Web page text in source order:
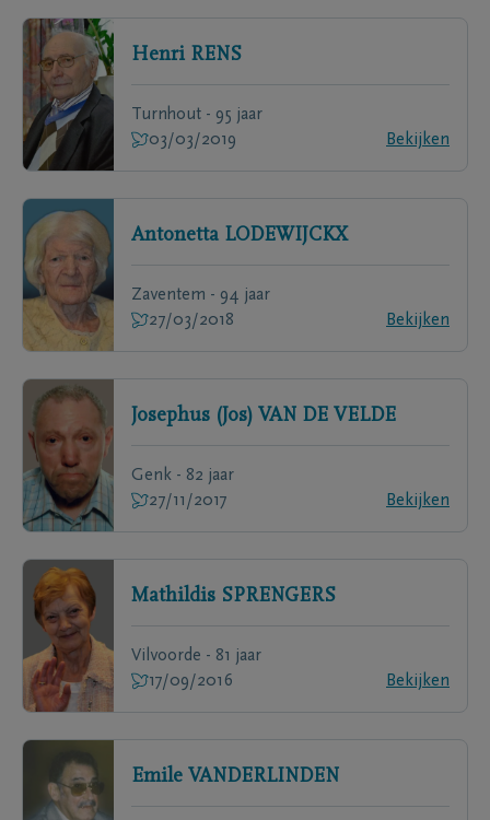
Henri RENS
Turnhout - 95 jaar
03/03/2019
Bekijken
Antonetta LODEWIJCKX
Zaventem - 94 jaar
27/03/2018
Bekijken
Josephus (Jos) VAN DE VELDE
Genk - 82 jaar
27/11/2017
Bekijken
Mathildis SPRENGERS
Vilvoorde - 81 jaar
17/09/2016
Bekijken
Emile VANDERLINDEN